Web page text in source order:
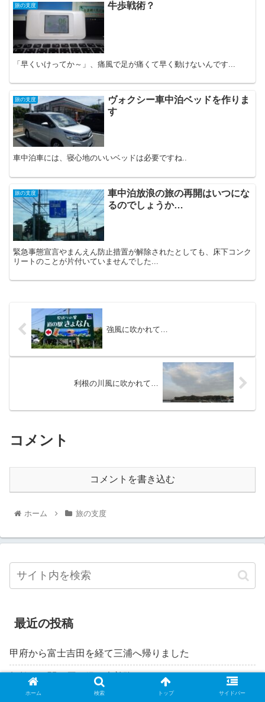
旅の支度 牛歩戦術？
「早くいけってか～」、痛風で足が痛くて早く動けないんです...
旅の支度
ヴォクシー車中泊ベッドを作りま
す
車中泊車には、寝心地のいいベッドは必要ですね..
旅の支度
車中泊放浪の旅の再開はいつにな
るのでしょうか…
緊急事態宣言やまんえん防止措置が解除されたとしても、床下コンク
リートのことが片付いていませんでした...
強風に吹かれて…
利根の川風に吹かれて…
コメント
コメントを書き込む
ホーム 旅の支度
最近の投稿
甲府から富士吉田を経て三浦へ帰りました
舞鶴から関ケ原を経て木曽路へ
ホーム 検索 トップ サイドバー